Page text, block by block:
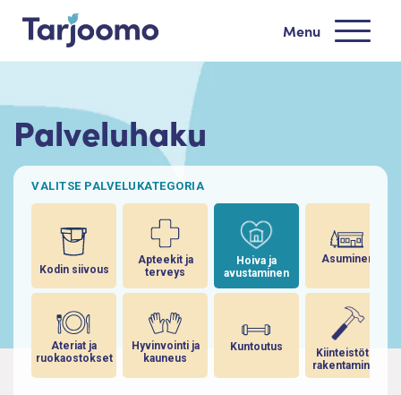
Siirry sisältöön
Tarjoomo etusivu
Menu
Palveluhaku
VALITSE PALVELUKATEGORIA
Kodin siivous
Ateriat ja
ruokaostokset
Apteekit ja
terveys
Hyvinvointi ja
kauneus
Hoiva ja
avustaminen
Kuntoutus
Asuminen
Kiinteistöt ja
rakentaminen